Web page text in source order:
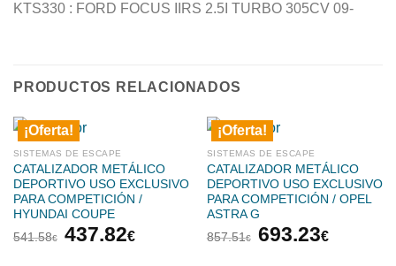
KTS330 : FORD FOCUS IIRS 2.5I TURBO 305CV 09-
PRODUCTOS RELACIONADOS
¡Oferta!
SISTEMAS DE ESCAPE
CATALIZADOR METÁLICO
DEPORTIVO USO EXCLUSIVO
PARA COMPETICIÓN /
HYUNDAI COUPE
541.58€
El
437.82€El
¡Oferta!
SISTEMAS DE ESCAPE
CATALIZADOR METÁLICO
DEPORTIVO USO EXCLUSIVO
PARA COMPETICIÓN / OPEL
ASTRA G
857.51€
El
693.23€El